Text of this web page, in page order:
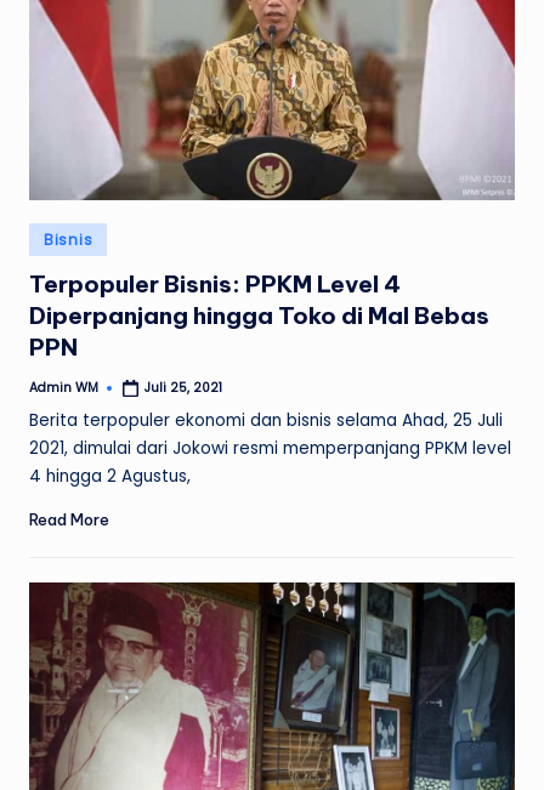
Posted
in
Bisnis
Terpopuler Bisnis: PPKM Level 4
Diperpanjang hingga Toko di Mal Bebas
PPN
Posted
Admin WM Juli 25, 2021
Berita terpopuler ekonomi dan bisnis selama Ahad, 25 Juli
2021, dimulai dari Jokowi resmi memperpanjang PPKM level
4 hingga 2 Agustus,
Read More